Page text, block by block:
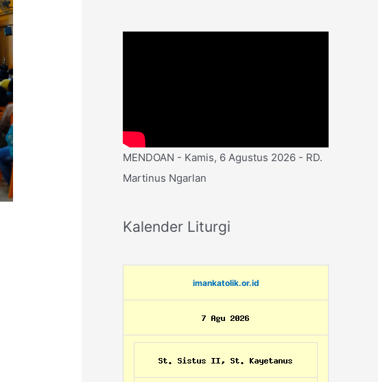
MENDOAN - Kamis, 6 Agustus 2026 - RD.
Martinus Ngarlan
Kalender Liturgi
imankatolik.or.id